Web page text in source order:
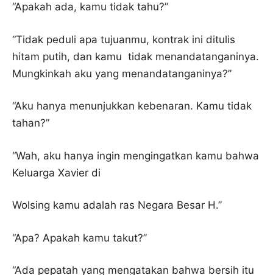
“Apakah ada, kamu tidak tahu?”
“Tidak peduli apa tujuanmu, kontrak ini ditulis
hitam putih, dan kamu tidak menandatanganinya.
Mungkinkah aku yang menandatanganinya?”
“Aku hanya menunjukkan kebenaran. Kamu tidak
tahan?”
“Wah, aku hanya ingin mengingatkan kamu bahwa
Keluarga Xavier di
Wolsing kamu adalah ras Negara Besar H.”
“Apa? Apakah kamu takut?”
“Ada pepatah yang mengatakan bahwa bersih itu